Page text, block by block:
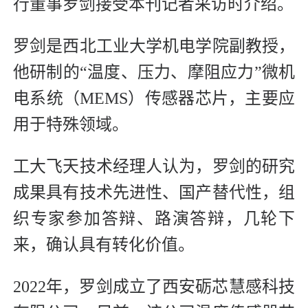
行董事罗剑接受本刊记者采访时介绍。
罗剑是西北工业大学机电学院副教授，
他研制的“温度、压力、摩阻应力”微机
电系统（MEMS）传感器芯片，主要应
用于特殊领域。
工大飞天技术经理人认为，罗剑的研究
成果具有技术先进性、国产替代性，组
织专家参加答辩、路演答辩，几轮下
来，确认具有转化价值。
2022年，罗剑成立了西安砺芯慧感科技